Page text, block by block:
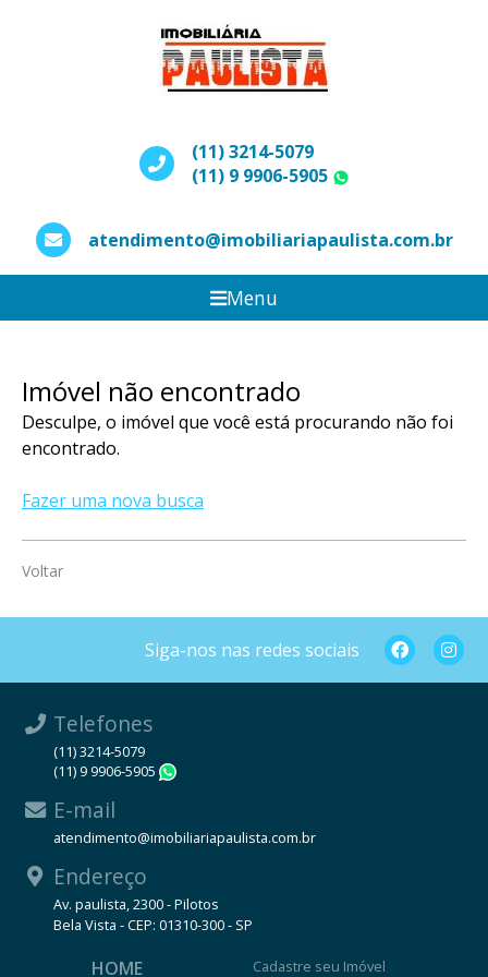
(11) 3214-5079
(11) 9 9906-5905
atendimento@imobiliariapaulista.com.br
Menu
Imóvel não encontrado
Desculpe, o imóvel que você está procurando não foi
encontrado.
Fazer uma nova busca
Voltar
Siga-nos nas redes sociais
Telefones
(11) 3214-5079
(11) 9 9906-5905
E-mail
atendimento@imobiliariapaulista.com.br
Endereço
Av. paulista, 2300 - Pilotos
Bela Vista - CEP: 01310-300 - SP
HOME Cadastre seu Imóvel